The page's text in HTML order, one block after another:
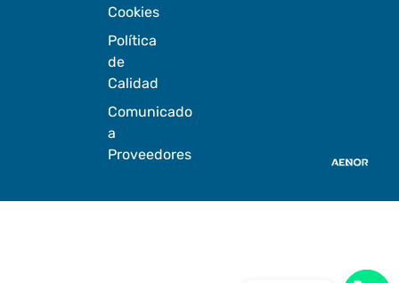
Cookies
Política
de
Calidad
Comunicado
a
Proveedores